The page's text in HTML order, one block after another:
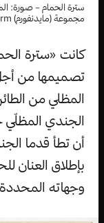
سترة الحمام – صورة:
مجموعة (مايدنفورم) Maidenform
كانت «سترة
تصميمها من أجل
المظلي من
الجندي المظلّي
أن تطأ قدما
بإطلاق العنان
وجهاته